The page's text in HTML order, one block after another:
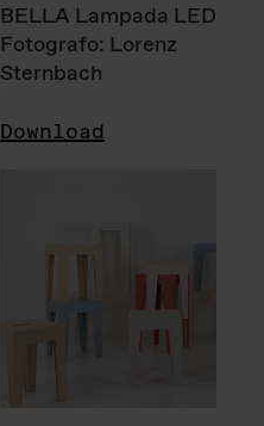
BELLA Lampada LED
Fotografo: Lorenz
Sternbach
Download